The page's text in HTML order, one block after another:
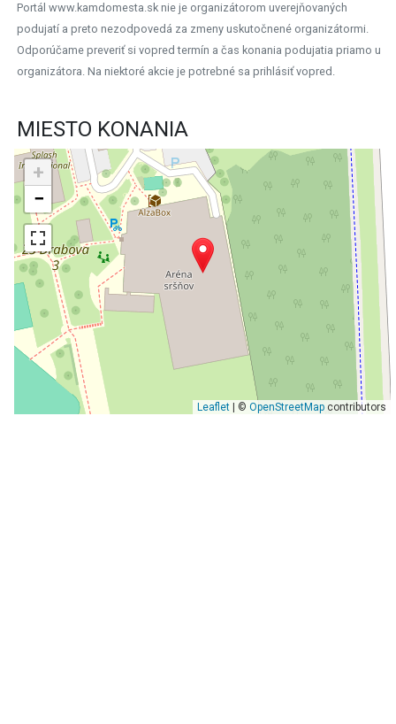
Portál www.kamdomesta.sk nie je organizátorom uverejňovaných
podujatí a preto nezodpovedá za zmeny uskutočnené organizátormi.
Odporúčame preveriť si vopred termín a čas konania podujatia priamo u
organizátora. Na niektoré akcie je potrebné sa prihlásiť vopred.
MIESTO KONANIA
+
−
Leaflet| © OpenStreetMapcontributors